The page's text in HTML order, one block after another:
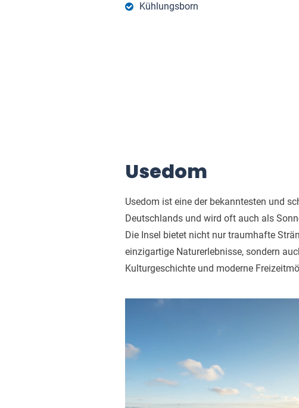
Kühlungsborn
Usedom
Usedom ist eine der bekanntesten und
Deutschlands und wird oft auch als
Die Insel bietet nicht nur traumhafte
einzigartige Naturerlebnisse, sondern
Kulturgeschichte und moderne